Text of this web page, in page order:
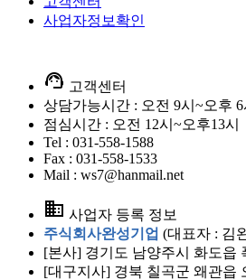
사업자정보확인
support_agent 고객센터
상담가능시간 : 오전 9시~오후
점심시간 : 오전 12시~오후13시
Tel : 031-558-1588
Fax : 031-558-1533
Mail : ws7@hanmail.net
business 사업자 등록 정보
주식회사완성기업 (대표자 : 김
[본사] 경기도 남양주시 화도읍
[대구지사] 경북 칠곡군 왜관읍